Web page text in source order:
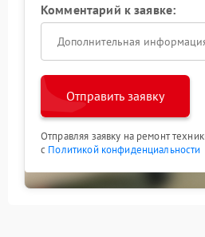
Комментарий к заявке:
Отправить заявку
Отправляя заявку на ремонт
с Политикой конфиденциальности